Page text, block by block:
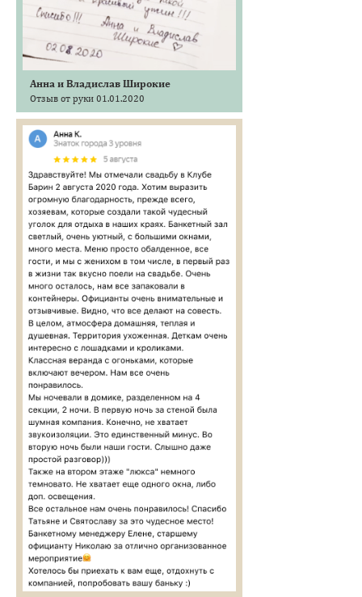
Анна и Владислав Широкие
Отзыв от руки 01.01.2020